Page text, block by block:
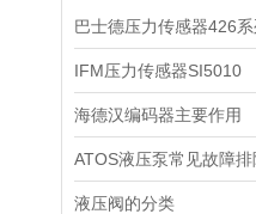
巴士德压力传感器426系
IFM压力传感器SI5010
海德汉编码器主要作用
ATOS液压泵常见故障排
液压阀的分类